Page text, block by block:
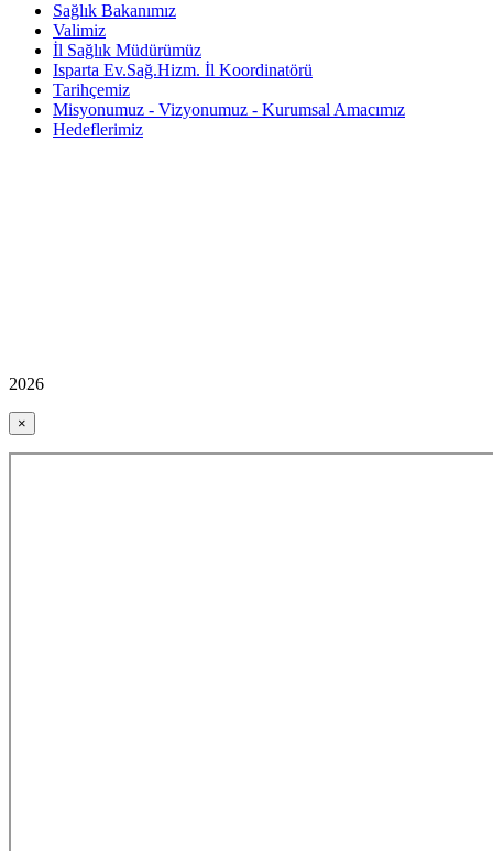
Sağlık Bakanımız
Valimiz
İl Sağlık Müdürümüz
Isparta Ev.Sağ.Hizm. İl Koordinatörü
Tarihçemiz
Misyonumuz - Vizyonumuz - Kurumsal Amacımız
Hedeflerimiz
2026
×